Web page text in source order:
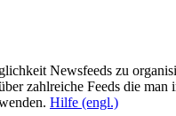
Newsfeeds zu
zahlreiche Feeds die
Hilfe (engl.)